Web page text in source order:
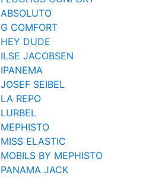
ABSOLUTO
G COMFORT
HEY DUDE
ILSE JACOBSEN
IPANEMA
JOSEF SEIBEL
LA REPO
LURBEL
MEPHISTO
MISS ELASTIC
MOBILS BY MEPHISTO
PANAMA JACK